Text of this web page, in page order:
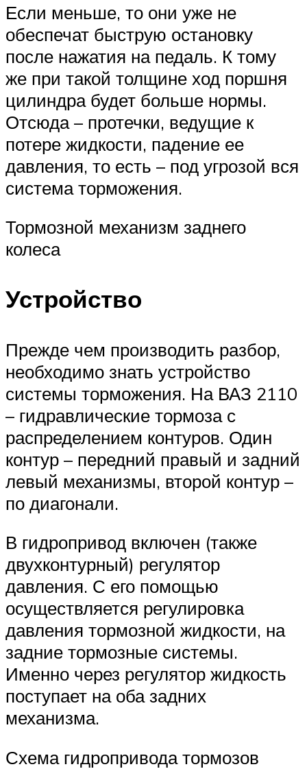
Если меньше, то они уже не
обеспечат быструю остановку
после нажатия на педаль. К тому
же при такой толщине ход поршня
цилиндра будет больше нормы.
Отсюда – протечки, ведущие к
потере жидкости, падение ее
давления, то есть – под угрозой вся
система торможения.
Тормозной механизм заднего
колеса
Устройство
Прежде чем производить разбор,
необходимо знать устройство
системы торможения. На ВАЗ 2110
– гидравлические тормоза с
распределением контуров. Один
контур – передний правый и задний
левый механизмы, второй контур –
по диагонали.
В гидропривод включен (также
двухконтурный) регулятор
давления. С его помощью
осуществляется регулировка
давления тормозной жидкости, на
задние тормозные системы.
Именно через регулятор жидкость
поступает на оба задних
механизма.
Схема гидропривода тормозов